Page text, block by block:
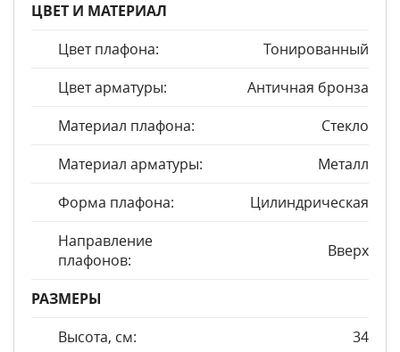
ЦВЕТ И МАТЕРИАЛ
Цвет плафона:
Тонированный
Цвет арматуры:
Античная бронза
Материал плафона:
Стекло
Материал арматуры:
Металл
Форма плафона:
Цилиндрическая
Направление
плафонов:
Вверх
РАЗМЕРЫ
Высота, см:
34